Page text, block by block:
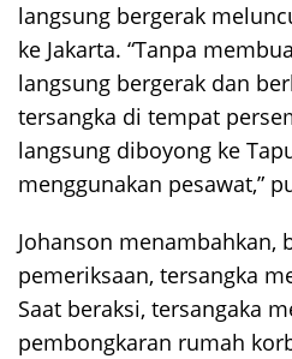
langsung bergerak
ke Jakarta. “Tanpa
langsung bergerak dan
tersangka di tempat
langsung diboyong ke
menggunakan pesawat,”
Johanson menambahkan,
pemeriksaan, tersangka
Saat beraksi, tersangaka
pembongkaran rumah